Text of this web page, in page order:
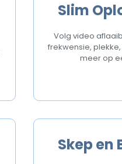
Slim
Volg video
frekwensie,
meer op
Skep en